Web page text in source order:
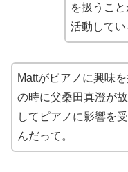
を扱うこ
活動してい
Mattがピアノに興味
の時に父桑田真澄が
してピアノに影響を
んだって。